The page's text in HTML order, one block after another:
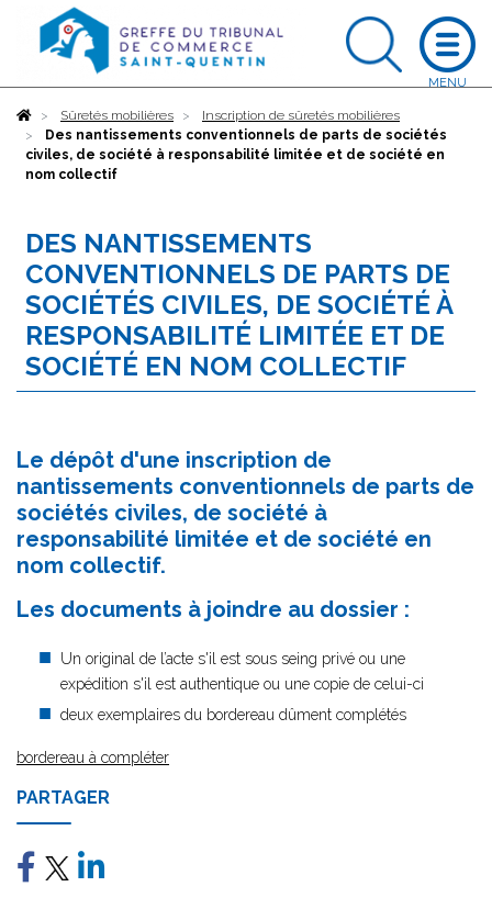
AccueilSûretés mobilières
Inscription de sûretés mobilières
Des nantissements conventionnels de parts de sociétés
civiles, de société à responsabilité limitée et de société en
nom collectif
DES NANTISSEMENTS
CONVENTIONNELS DE PARTS DE
SOCIÉTÉS CIVILES, DE SOCIÉTÉ À
RESPONSABILITÉ LIMITÉE ET DE
SOCIÉTÉ EN NOM COLLECTIF
Le dépôt d'une inscription de
nantissements conventionnels de parts de
sociétés civiles, de société à
responsabilité limitée et de société en
nom collectif.
Les documents à joindre au dossier :
Un original de l’acte s'il est sous seing privé ou une
expédition s'il est authentique ou une copie de celui-ci
deux exemplaires du bordereau dûment complétés
bordereau à compléter
PARTAGER